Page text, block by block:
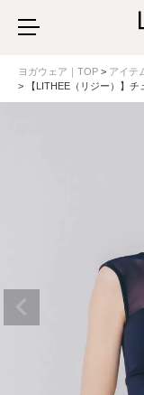
ヨガウェア｜TOP アイテ
【LITHEE（リジー）】